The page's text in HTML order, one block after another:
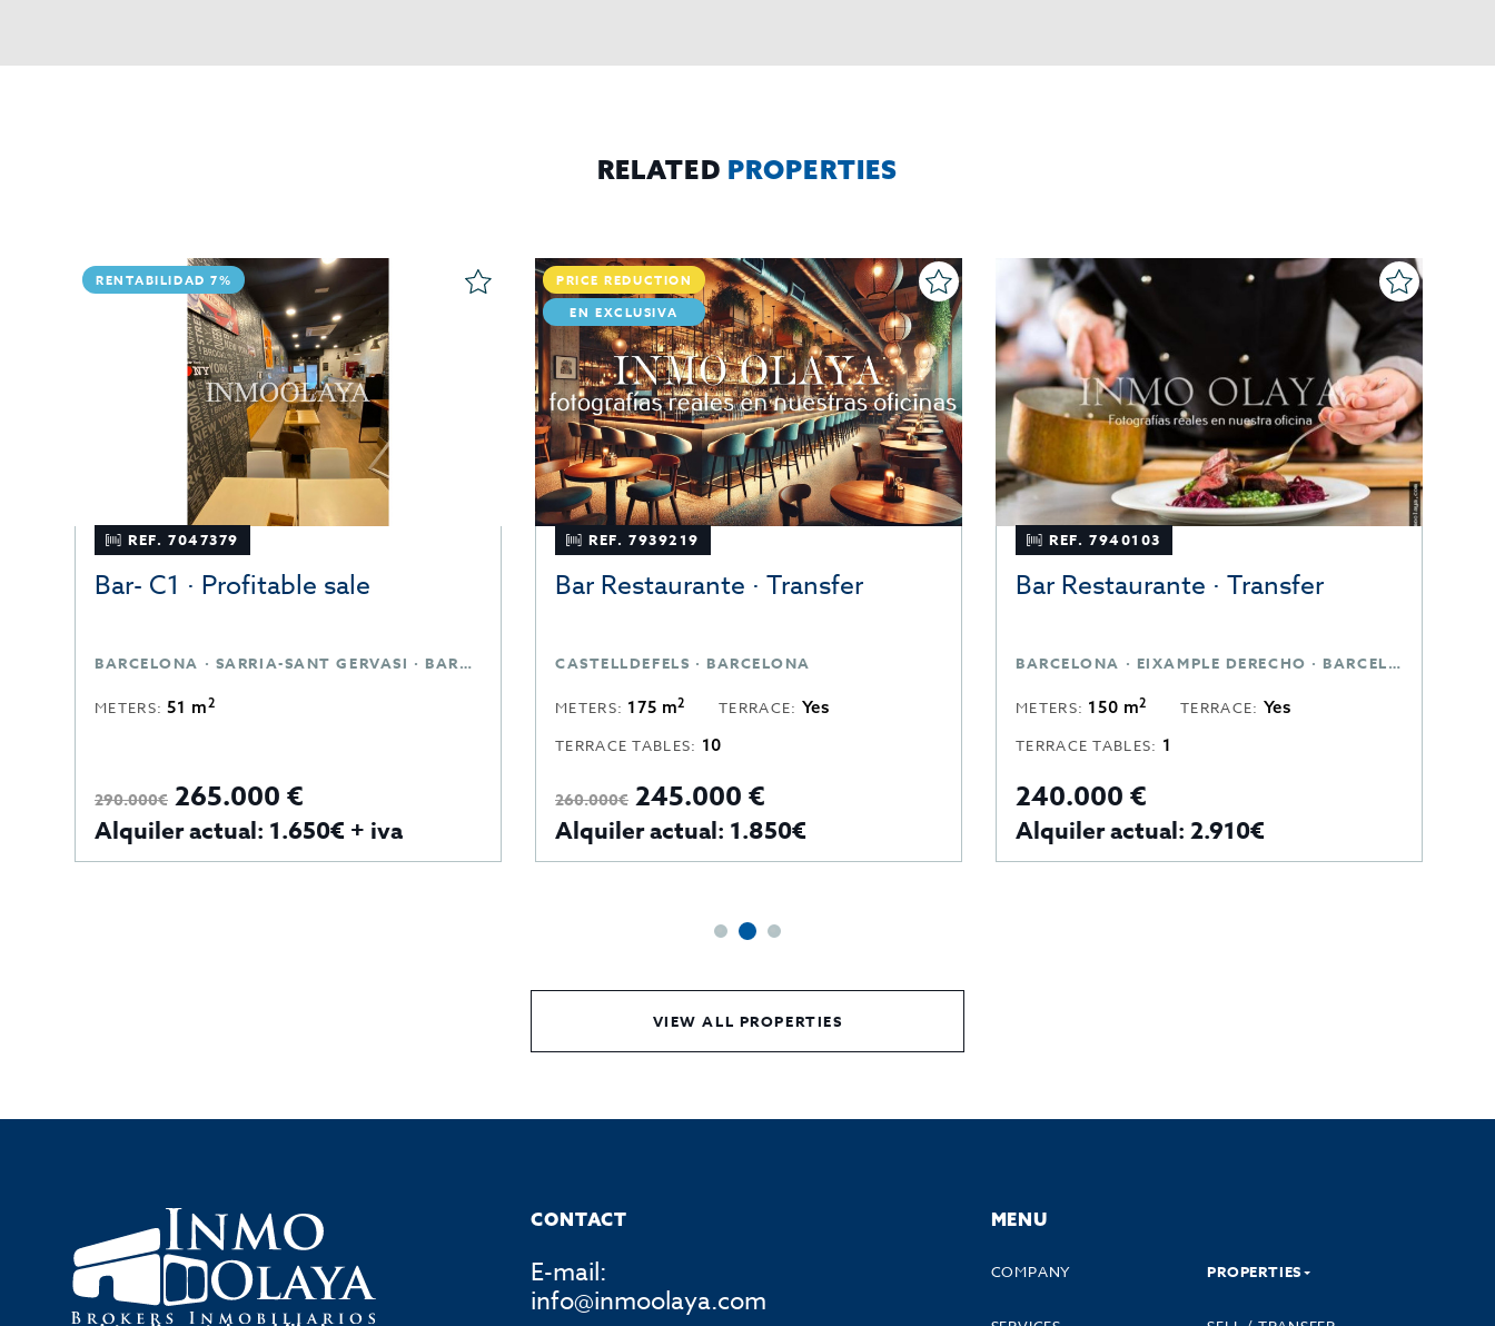
RELATED PROPERTIES
RENTABILIDAD 7%
REF. 7047379
Bar- C1 · Profitable sale
BARCELONA · SARRIA-SANT GERVASI · BARCELONA
METERS:51 m2
290.000€ 265.000 €
Alquiler actual: 1.650€ + iva
PRICE REDUCTION
EN EXCLUSIVA
REF. 7939219
Bar Restaurante · Transfer
CASTELLDEFELS · BARCELONA
METERS: 175 m2 TERRACE: Yes
TERRACE TABLES: 10
260.000€ 245.000 €
Alquiler actual: 1.850€
REF. 7940103
Bar Restaurante · Transfer
BARCELONA · EIXAMPLE DERECHO · BARCELONA
METERS: 150 m2 TERRACE: Yes
TERRACE TABLES: 1
240.000 €
Alquiler actual: 2.910€
VIEW ALL PROPERTIES
CONTACT
E-mail:
info@inmoolaya.com
MENU
COMPANY PROPERTIES